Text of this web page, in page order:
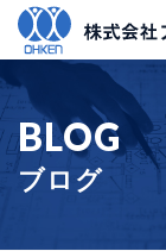
ブログ